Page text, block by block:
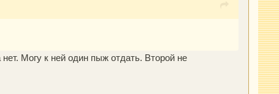
Могу к ней один пыж отдать. Второй не